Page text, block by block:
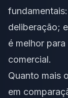
deliberação;
é melhor
comercial.
Quanto mais
em